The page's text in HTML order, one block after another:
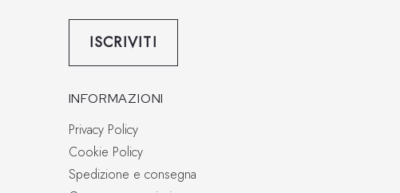
ISCRIVITI
INFORMAZIONI
Privacy Policy
Cookie Policy
Spedizione e consegna